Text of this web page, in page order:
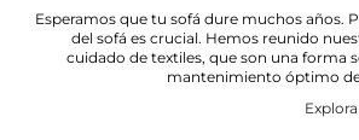
Esperamos que tu sofá dure muchos años.
del sofá es crucial. Hemos reunido
cuidado de textiles, que son una forma
mantenimiento óptimo